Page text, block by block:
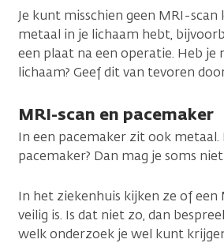
Je kunt misschien geen MRI-scan
metaal in je lichaam hebt,
een plaat na een operatie. Heb je
lichaam? Geef dit van tevoren
MRI-scan en pacemaker
In een pacemaker zit ook metaal.
pacemaker? Dan mag je soms
In het ziekenhuis kijken ze of een
veilig is. Is dat niet zo, dan
welk onderzoek je wel kunt